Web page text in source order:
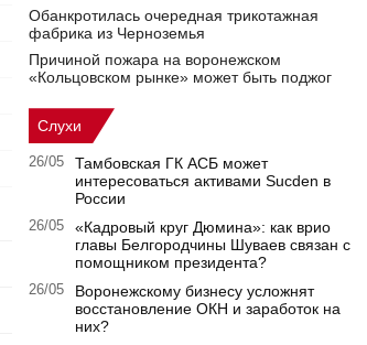
Обанкротилась очередная трикотажная
фабрика из Черноземья
Причиной пожара на воронежском
«Кольцовском рынке» может быть поджог
Слухи
26/05
Тамбовская ГК АСБ может
интересоваться активами Sucden в
России
26/05
«Кадровый круг Дюмина»: как врио
главы Белгородчины Шуваев связан с
помощником президента?
26/05
Воронежскому бизнесу усложнят
восстановление ОКН и заработок на
них?